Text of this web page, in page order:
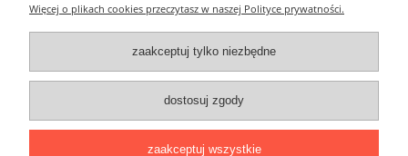
Moje konto
Pozostałe
Łatwy dojazd z Sopotu, Gdańska i Gdyni - przekonaj się i kup również na
miejscu!
ONELED, ul. Kasprowicza 4, 83-000 Pruszcz Gdański
Więcej o plikach cookies przeczytasz w naszej Polityce prywatności.
zaakceptuj tylko niezbędne
dostosuj zgody
zaakceptuj wszystkie